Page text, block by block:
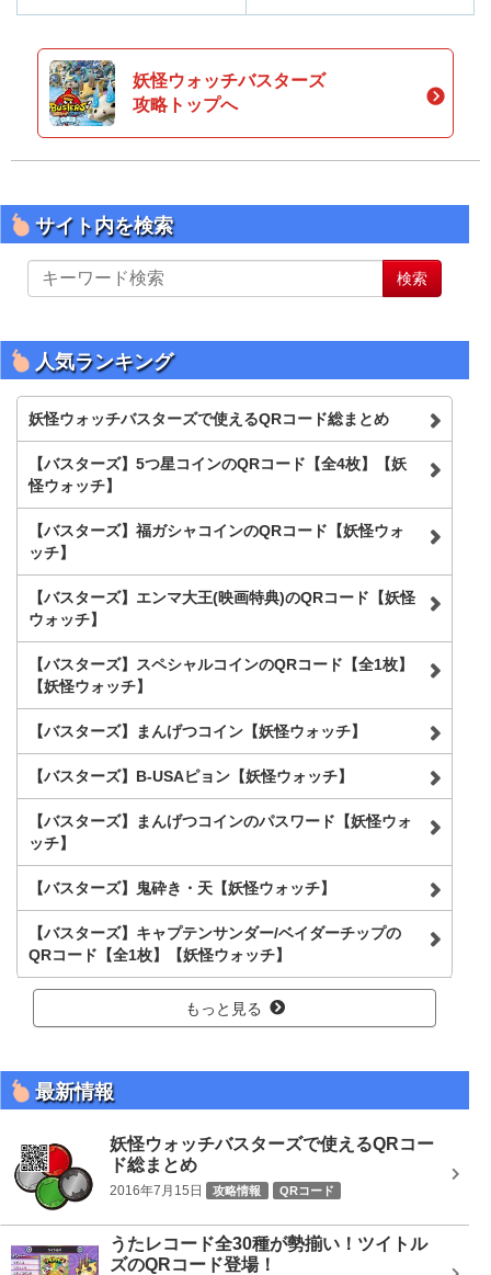
妖怪ウォッチバスターズ
攻略トップへ
サイト内を検索
サ
イ
を
検
索
検索
人気ランキング
妖怪ウォッチバスターズで使えるQRコード総まとめ
【バスターズ】5つ星コインのQRコード【全4枚】【妖
怪ウォッチ】
【バスターズ】福ガシャコインのQRコード【妖怪ウォ
ッチ】
【バスターズ】エンマ大王(映画特典)のQRコード【妖怪
ウォッチ】
【バスターズ】スペシャルコインのQRコード【全1枚】
【妖怪ウォッチ】
【バスターズ】まんげつコイン【妖怪ウォッチ】
【バスターズ】B-USAピョン【妖怪ウォッチ】
【バスターズ】まんげつコインのパスワード【妖怪ウォ
ッチ】
【バスターズ】鬼砕き・天【妖怪ウォッチ】
【バスターズ】キャプテンサンダー/ベイダーチップの
QRコード【全1枚】【妖怪ウォッチ】
もっと見る
最新情報
妖怪ウォッチバスターズで使えるQRコー
ド総まとめ
2016年7月15日 攻略情報 QRコード
うたレコード全30種が勢揃い！ツイトル
ズのQRコード登場！